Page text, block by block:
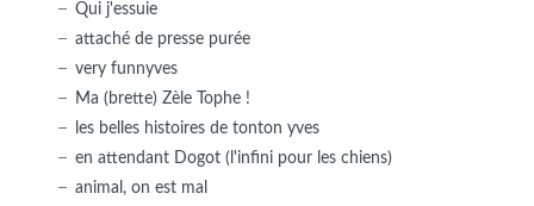
Qui j'essuie
attaché de presse purée
very funnyves
Ma (brette) Zèle Tophe !
les belles histoires de tonton yves
en attendant Dogot (l'infini pour les chiens)
animal, on est mal